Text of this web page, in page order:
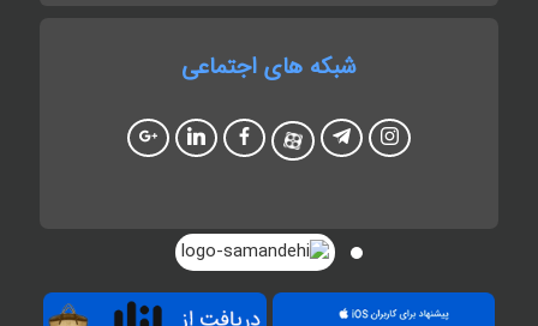
شبکه های اجتماعی